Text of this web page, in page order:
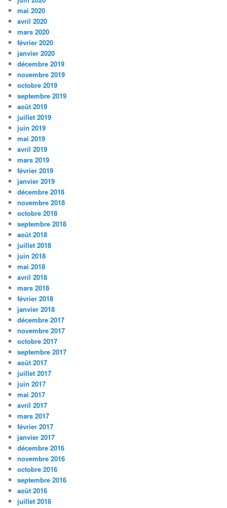
mai 2020
avril 2020
mars 2020
février 2020
janvier 2020
décembre 2019
novembre 2019
octobre 2019
septembre 2019
août 2019
juillet 2019
juin 2019
mai 2019
avril 2019
mars 2019
février 2019
janvier 2019
décembre 2018
novembre 2018
octobre 2018
septembre 2018
août 2018
juillet 2018
juin 2018
mai 2018
avril 2018
mars 2018
février 2018
janvier 2018
décembre 2017
novembre 2017
octobre 2017
septembre 2017
août 2017
juillet 2017
juin 2017
mai 2017
avril 2017
mars 2017
février 2017
janvier 2017
décembre 2016
novembre 2016
octobre 2016
septembre 2016
août 2016
juillet 2016